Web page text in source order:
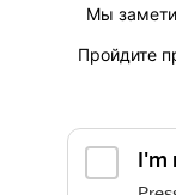
Мы
Пройдите